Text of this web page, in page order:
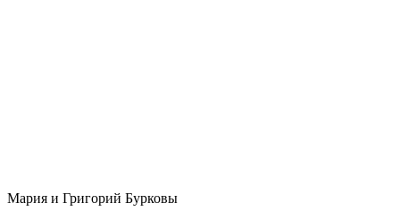
Мария и Григорий Бурковы